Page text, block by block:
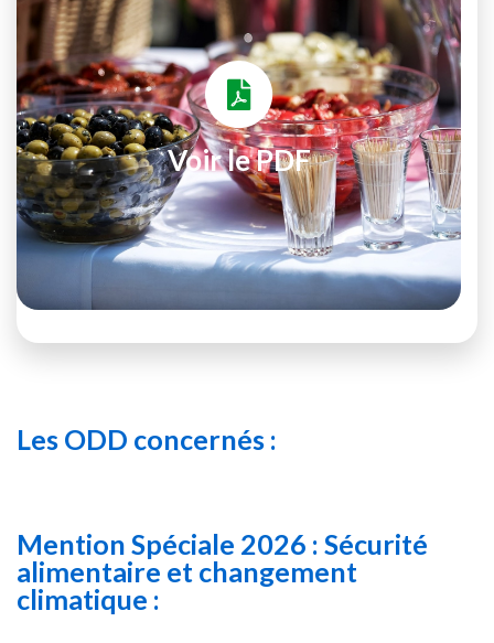
Voir le PDF
Les ODD concernés :
Mention Spéciale 2026 : Sécurité
alimentaire et changement
climatique :